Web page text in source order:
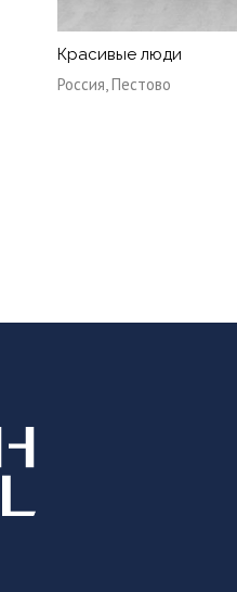
Красивые люди
Россия, Пестово